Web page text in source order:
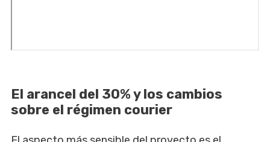
El arancel del 30% y los cambios
sobre el régimen courier